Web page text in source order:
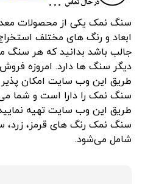
سنگ نمک یکی از محصولات
ابعاد و رنگ های مختلف
جالب باشد بدانید که هر سنگ
دیگر سنگ ها دارد. امروزه
طریق این وب سایت امکان
سنگ نمک را دارا است و شما
طریق این وب سایت تهیه
سنگ نمک رنگ های قرمز، زرد،
شامل می‌شود.